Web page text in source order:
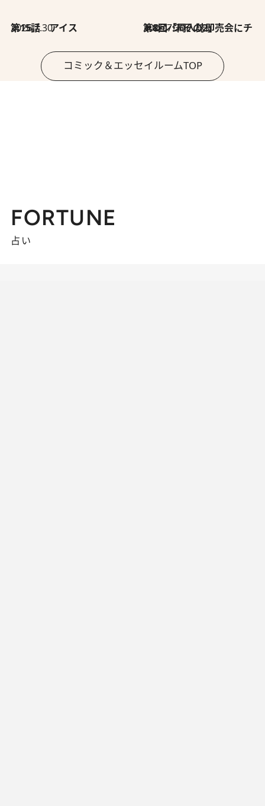
2026.7.30
第15話 アイス 2026.7.30
第8回「同人誌即売会にチャレンジ その2」
コミック＆エッセイルームTOP
FORTUNE
占い